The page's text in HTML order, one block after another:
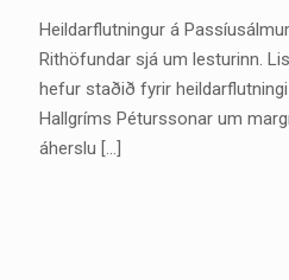
Heildarflutningur á
Rithöfundar sjá um lesturinn.
hefur staðið fyrir
Hallgríms Péturssonar um
áherslu […]